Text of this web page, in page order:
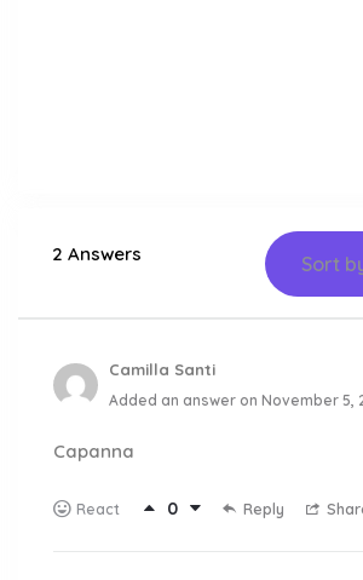
2 Answers Sort
Camilla Santi
Added an answer on November 5,
Capanna
React 0 Reply